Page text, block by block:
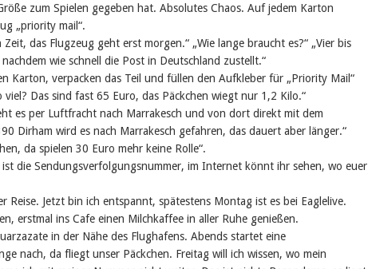
zum Spielen gegeben hat. Absolutes Chaos. Auf jedem Karton
„priority mail“.
das Flugzeug geht erst morgen.“ „Wie lange braucht es?“ „Vier bis
wie schnell die Post in Deutschland zustellt.“
Karton, verpacken das Teil und füllen den Aufkleber für „Priority Mail“
viel? Das sind fast 65 Euro, das Päckchen wiegt nur 1,2 Kilo.“
es per Luftfracht nach Marrakesch und von dort direkt mit dem
Dirham wird es nach Marrakesch gefahren, das dauert aber länger.“
da spielen 30 Euro mehr keine Rolle“.
ist die Sendungsverfolgungsnummer, im Internet könnt ihr sehen, wo euer
Reise. Jetzt bin ich entspannt, spätestens Montag ist es bei Eaglelive.
erstmal ins Cafe einen Milchkaffee in aller Ruhe genießen.
in der Nähe des Flughafens. Abends startet eine
nach, da fliegt unser Päckchen. Freitag will ich wissen, wo mein